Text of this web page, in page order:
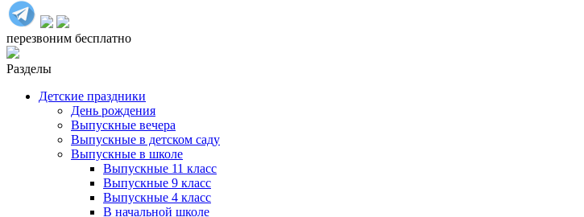
перезвоним бесплатно
Разделы
Детские праздники
День рождения
Выпускные вечера
Выпускные в детском саду
Выпускные в школе
Выпускные 11 класс
Выпускные 9 класс
Выпускные 4 класс
В начальной школе